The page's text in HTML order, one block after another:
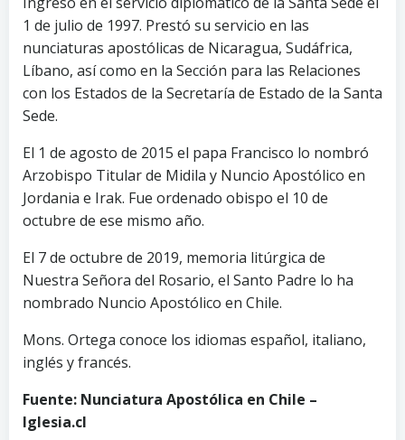
1 de julio de 1997. Prestó su servicio en las
nunciaturas apostólicas de Nicaragua, Sudáfrica,
Líbano, así como en la Sección para las Relaciones
con los Estados de la Secretaría de Estado de la Santa
Sede.
El 1 de agosto de 2015 el papa Francisco lo nombró
Arzobispo Titular de Midila y Nuncio Apostólico en
Jordania e Irak. Fue ordenado obispo el 10 de
octubre de ese mismo año.
El 7 de octubre de 2019, memoria litúrgica de
Nuestra Señora del Rosario, el Santo Padre lo ha
nombrado Nuncio Apostólico en Chile.
Mons. Ortega conoce los idiomas español, italiano,
inglés y francés.
Fuente: Nunciatura Apostólica en Chile –
Iglesia.cl